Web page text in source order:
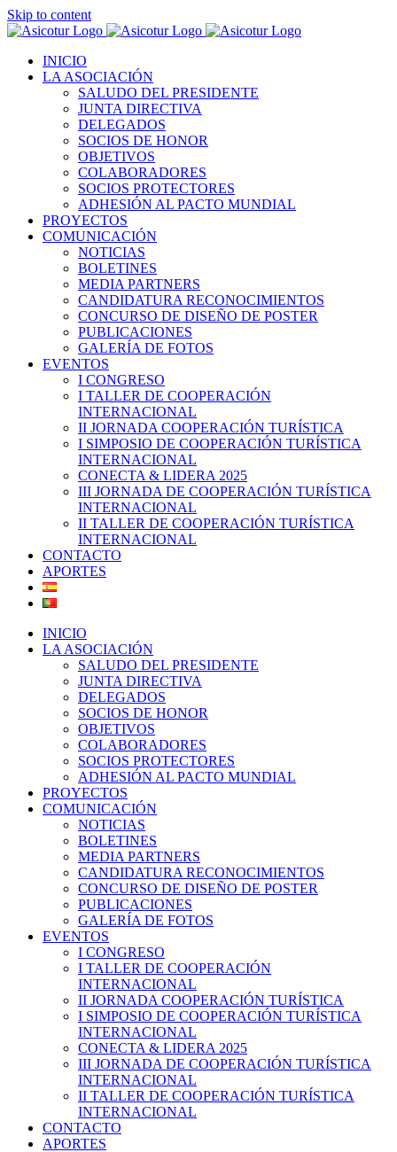
Skip to content
INICIO
LA ASOCIACIÓN
SALUDO DEL PRESIDENTE
JUNTA DIRECTIVA
DELEGADOS
SOCIOS DE HONOR
OBJETIVOS
COLABORADORES
SOCIOS PROTECTORES
ADHESIÓN AL PACTO MUNDIAL
PROYECTOS
COMUNICACIÓN
NOTICIAS
BOLETINES
MEDIA PARTNERS
CANDIDATURA RECONOCIMIENTOS
CONCURSO DE DISEÑO DE POSTER
PUBLICACIONES
GALERÍA DE FOTOS
EVENTOS
I CONGRESO
I TALLER DE COOPERACIÓN
INTERNACIONAL
II JORNADA COOPERACIÓN TURÍSTICA
I SIMPOSIO DE COOPERACIÓN TURÍSTICA
INTERNACIONAL
CONECTA & LIDERA 2025
III JORNADA DE COOPERACIÓN TURÍSTICA
INTERNACIONAL
II TALLER DE COOPERACIÓN TURÍSTICA
INTERNACIONAL
CONTACTO
APORTES
INICIO
LA ASOCIACIÓN
SALUDO DEL PRESIDENTE
JUNTA DIRECTIVA
DELEGADOS
SOCIOS DE HONOR
OBJETIVOS
COLABORADORES
SOCIOS PROTECTORES
ADHESIÓN AL PACTO MUNDIAL
PROYECTOS
COMUNICACIÓN
NOTICIAS
BOLETINES
MEDIA PARTNERS
CANDIDATURA RECONOCIMIENTOS
CONCURSO DE DISEÑO DE POSTER
PUBLICACIONES
GALERÍA DE FOTOS
EVENTOS
I CONGRESO
I TALLER DE COOPERACIÓN
INTERNACIONAL
II JORNADA COOPERACIÓN TURÍSTICA
I SIMPOSIO DE COOPERACIÓN TURÍSTICA
INTERNACIONAL
CONECTA & LIDERA 2025
III JORNADA DE COOPERACIÓN TURÍSTICA
INTERNACIONAL
II TALLER DE COOPERACIÓN TURÍSTICA
INTERNACIONAL
CONTACTO
APORTES